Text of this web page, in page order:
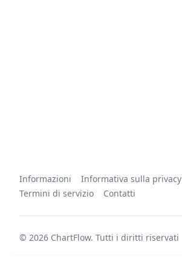
Informazioni
Informativa sulla privacy
Termini di servizio
Contatti
© 2026 ChartFlow. Tutti i diritti riservati